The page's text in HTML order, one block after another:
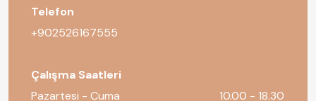
Telefon
+902526167555
Çalışma Saatleri
Pazartesi - Cuma
10.00 - 18.30